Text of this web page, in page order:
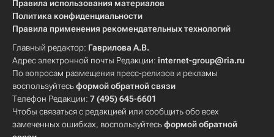
Правила использования материалов
Политика конфиденциальности
Правила применения рекомендательных технологий
Главный редактор: Гаврилова А.В.
Адрес электронной почты Редакции: internet-group@ria.ru
По вопросам размещения пресс-релизов и рекламы
воспользуйтесьформой обратной связи
Телефон Редакции: 7 (495) 645-6601
Чтобы связаться с редакцией или сообщить обо всех
замеченных ошибках, воспользуйтесьформой обратной